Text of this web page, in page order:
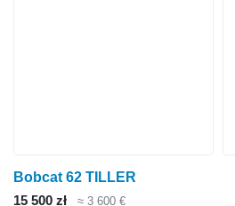
Bobcat 62 TILLER
15 500 zł
≈ 3 600 €